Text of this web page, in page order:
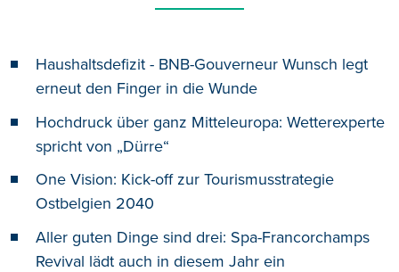
Haushaltsdefizit - BNB-Gouverneur Wunsch legt
erneut den Finger in die Wunde
Hochdruck über ganz Mitteleuropa: Wetterexperte
spricht von „Dürre“
One Vision: Kick-off zur Tourismusstrategie
Ostbelgien 2040
Aller guten Dinge sind drei: Spa-Francorchamps
Revival lädt auch in diesem Jahr ein